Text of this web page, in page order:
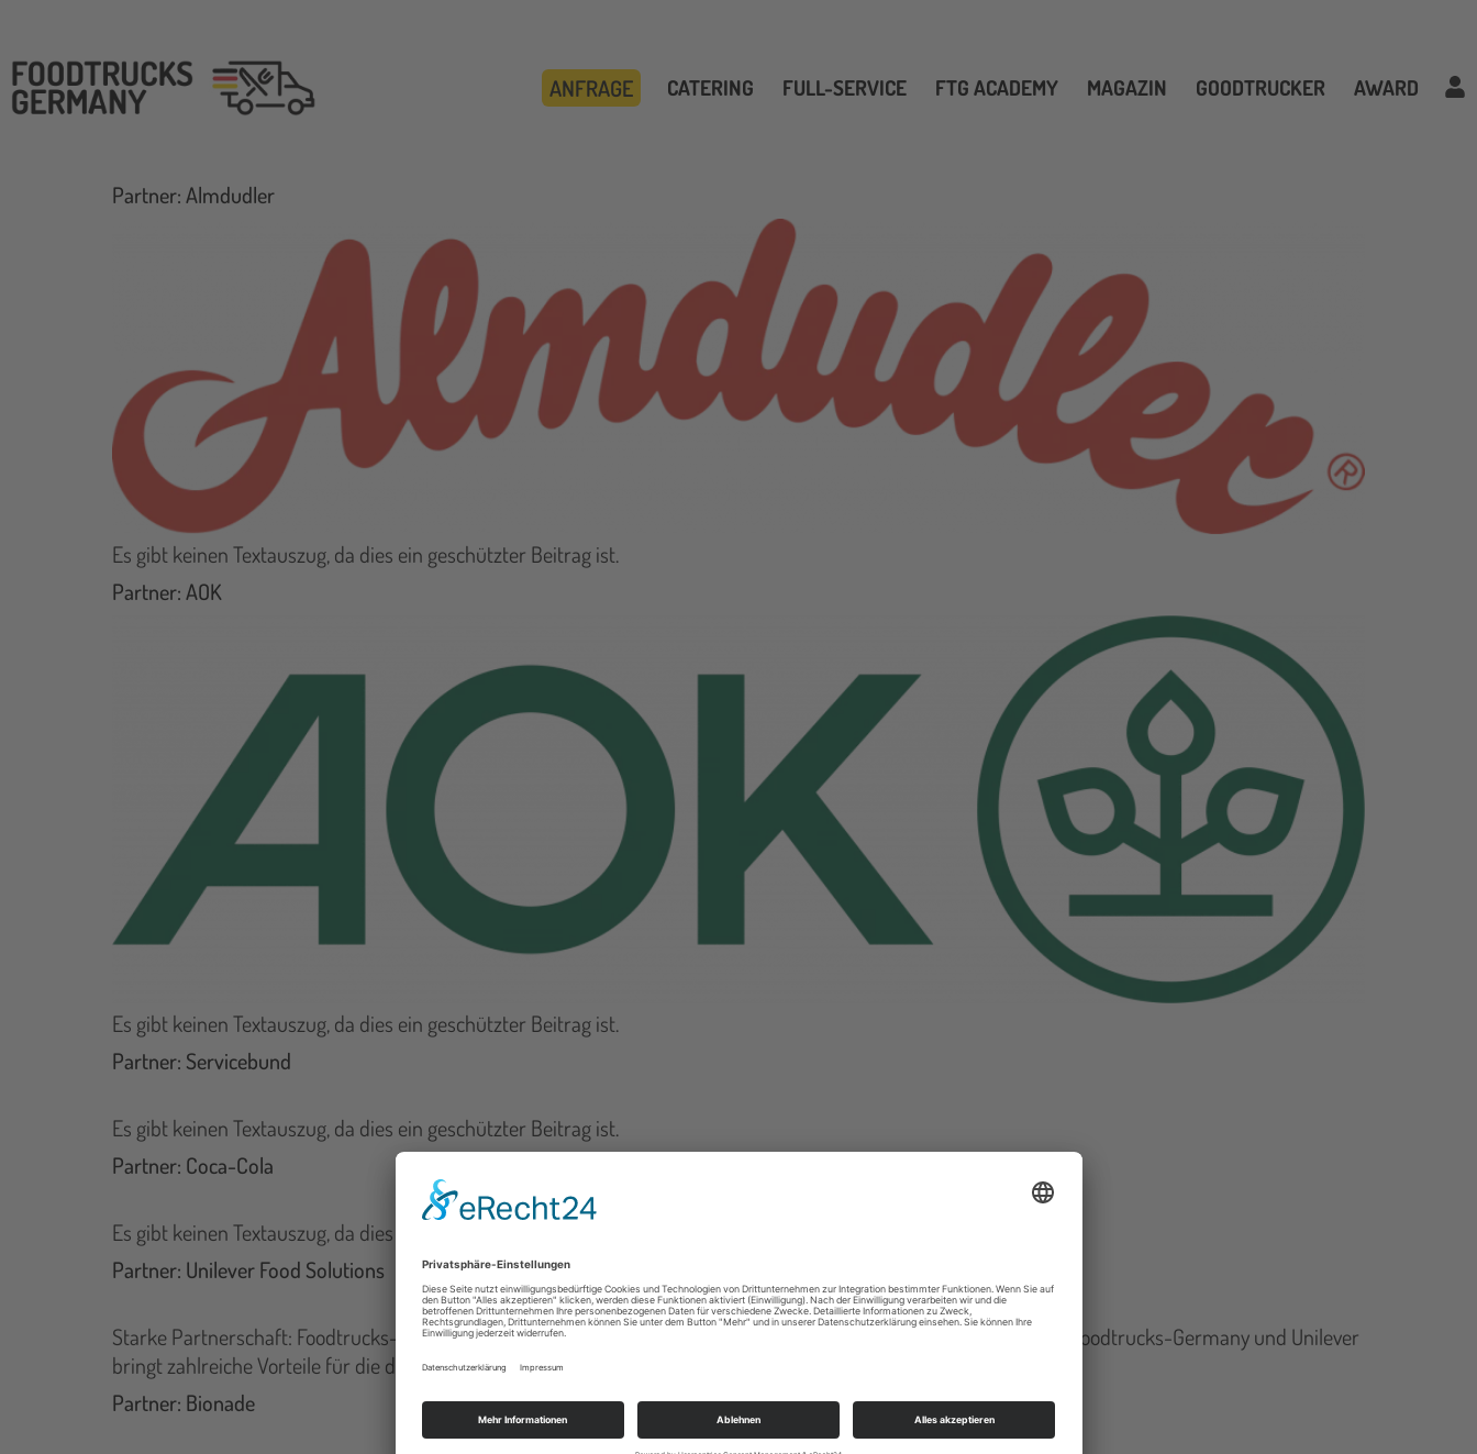
ANFRAGE CATERING FULL-SERVICE FTG ACADEMY MAGAZIN GOODTRUCKER AWARD
Partner: Almdudler
Es gibt keinen Textauszug, da dies ein geschützter Beitrag ist.
Partner: AOK
Es gibt keinen Textauszug, da dies ein geschützter Beitrag ist.
Partner: Servicebund
Es gibt keinen Textauszug, da dies ein geschützter Beitrag ist.
Partner: Coca-Cola
Es gibt keinen Textauszug, da dies ein geschützter Beitrag ist.
Partner: Unilever Food Solutions
Starke Partnerschaft: Foodtrucks-Germany und Unilever – neue Chancen für Foodtrucks Die Kooperation zwischen Foodtrucks-Germany und Unilever
bringt zahlreiche Vorteile für die deutsche Streetfood-Szene. In einer Branche, die von Kreativität und […]
Partner: Bionade